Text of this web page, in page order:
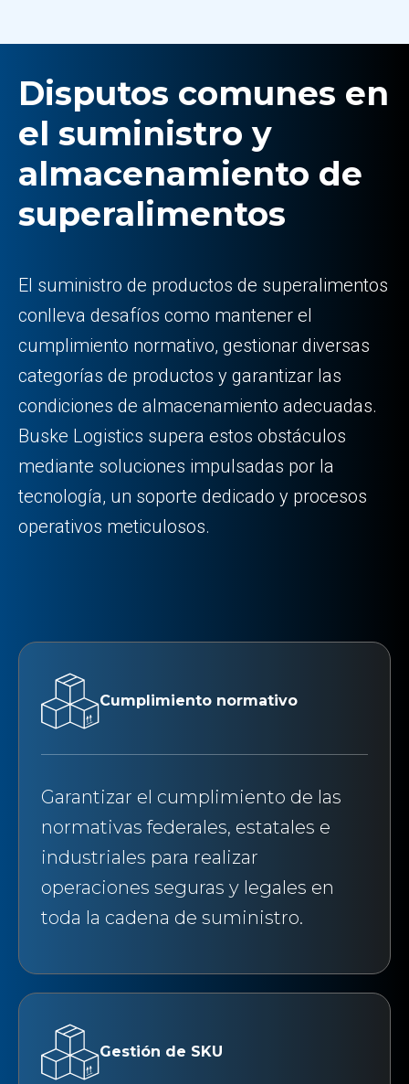
Disputos comunes en
el suministro y
almacenamiento de
superalimentos
El suministro de productos de superalimentos
conlleva desafíos como mantener el
cumplimiento normativo, gestionar diversas
categorías de productos y garantizar las
condiciones de almacenamiento adecuadas.
Buske Logistics supera estos obstáculos
mediante soluciones impulsadas por la
tecnología, un soporte dedicado y procesos
operativos meticulosos.
Cumplimiento normativo
Garantizar el cumplimiento de las
normativas federales, estatales e
industriales para realizar
operaciones seguras y legales en
toda la cadena de suministro.
Gestión de SKU